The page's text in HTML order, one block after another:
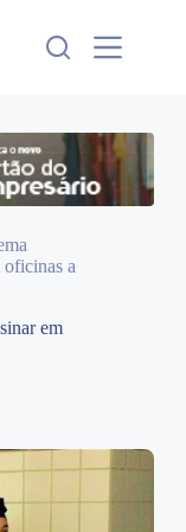
oficinas a
em